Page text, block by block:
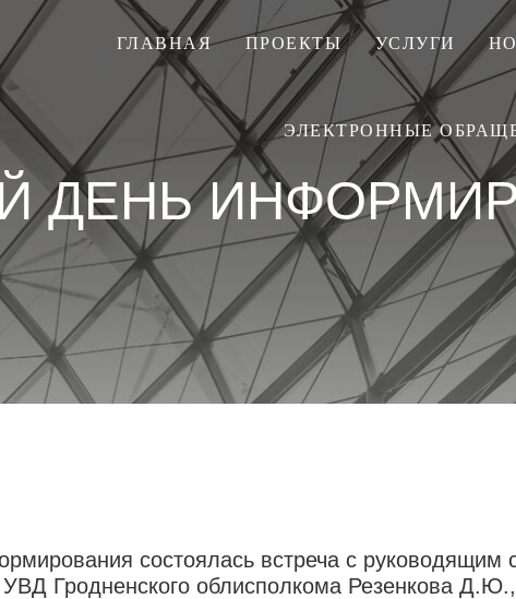
ГЛАВНАЯ ПРОЕКТЫ УСЛУГИ
ЭЛЕКТРОННЫЕ
ДЕНЬ
состоялась встреча с руководящим
УВД Гродненского облисполкома Резенкова